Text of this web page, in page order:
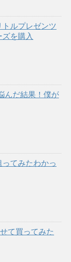
ルプレゼンツ
を購入
んだ結果！僕が
てみたわかっ
て買ってみた